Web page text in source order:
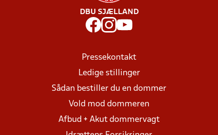
DBU SJÆLLAND
Pressekontakt
Ledige stillinger
Sådan bestiller du en dommer
Vold mod dommeren
Afbud + Akut dommervagt